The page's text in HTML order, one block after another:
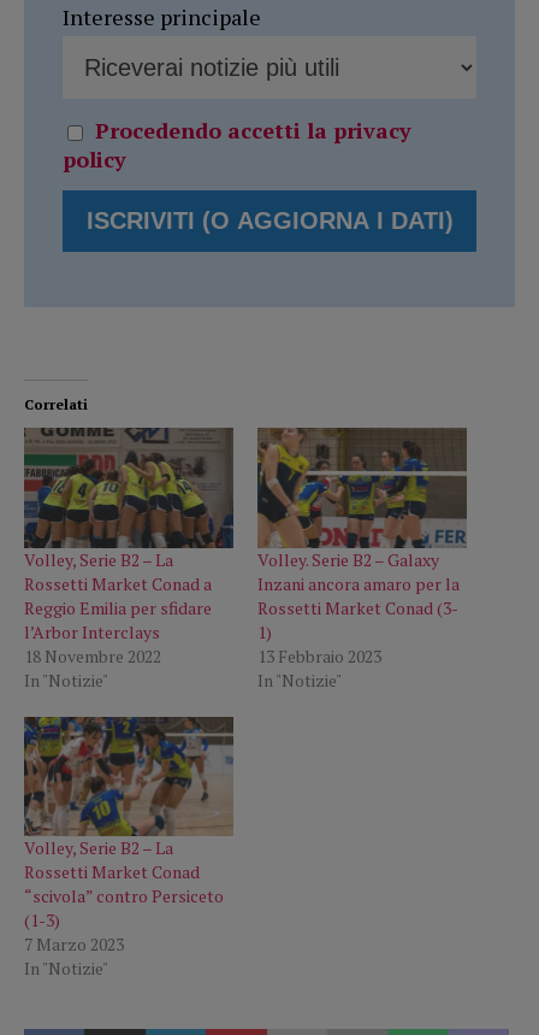
Interesse principale
Procedendo accetti la privacy
policy
Correlati
Volley, Serie B2 – La
Rossetti Market Conad a
Reggio Emilia per sfidare
l’Arbor Interclays
18 Novembre 2022
In "Notizie"
Volley. Serie B2 – Galaxy
Inzani ancora amaro per la
Rossetti Market Conad (3-
1)
13 Febbraio 2023
In "Notizie"
Volley, Serie B2 – La
Rossetti Market Conad
“scivola” contro Persiceto
(1-3)
7 Marzo 2023
In "Notizie"